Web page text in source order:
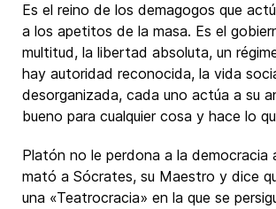
Es el reino de los demagogos que
a los apetitos de la masa. Es el
multitud, la libertad absoluta, un
hay autoridad reconocida, la vida
desorganizada, cada uno actúa a su
bueno para cualquier cosa y hace lo
Platón no le perdona a la democracia
mató a Sócrates, su Maestro y dice
una «Teatrocracia» en la que se